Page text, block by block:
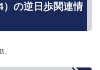
）の逆日歩関連情
。